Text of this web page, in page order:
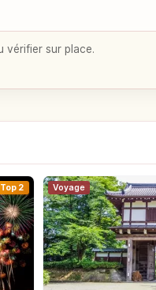
vérifier sur place.
Top 2 Voyage